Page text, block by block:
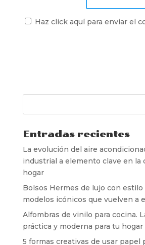
Haz click aquí para enviar el
Entradas recientes
La evolución del aire
industrial a elemento clave en la
hogar
Bolsos Hermes de lujo con estilo
modelos icónicos que vuelven a
Alfombras de vinilo para cocina.
práctica y moderna para tu hogar
5 formas creativas de usar papel